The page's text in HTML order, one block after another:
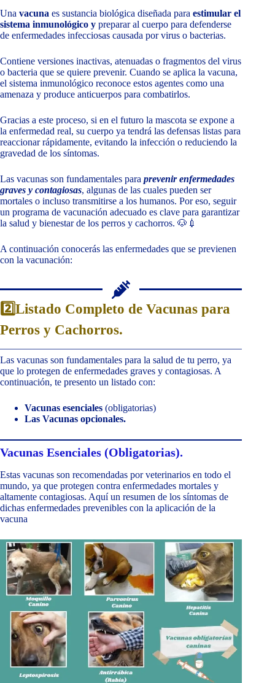
Una vacuna es sustancia biológica diseñada para estimular el
sistema inmunológico y preparar al cuerpo para defenderse
de enfermedades infecciosas causada por virus o bacterias.
Contiene versiones inactivas, atenuadas o fragmentos del virus
o bacteria que se quiere prevenir. Cuando se aplica la vacuna,
el sistema inmunológico reconoce estos agentes como una
amenaza y produce anticuerpos para combatirlos.
Gracias a este proceso, si en el futuro la mascota se expone a
la enfermedad real, su cuerpo ya tendrá las defensas listas para
reaccionar rápidamente, evitando la infección o reduciendo la
gravedad de los síntomas.
Las vacunas son fundamentales para prevenir enfermedades
graves y contagiosas, algunas de las cuales pueden ser
mortales o incluso transmitirse a los humanos. Por eso, seguir
un programa de vacunación adecuado es clave para garantizar
la salud y bienestar de los perros y cachorros. 🐶💉
A continuación conocerás las enfermedades que se previenen
con la vacunación:
2️⃣Listado Completo de Vacunas para
Perros y Cachorros.
Las vacunas son fundamentales para la salud de tu perro, ya
que lo protegen de enfermedades graves y contagiosas. A
continuación, te presento un listado con:
Vacunas esenciales (obligatorias)
Las Vacunas opcionales.
Vacunas Esenciales (Obligatorias).
Estas vacunas son recomendadas por veterinarios en todo el
mundo, ya que protegen contra enfermedades mortales y
altamente contagiosas. Aquí un resumen de los síntomas de
dichas enfermedades prevenibles con la aplicación de la
vacuna